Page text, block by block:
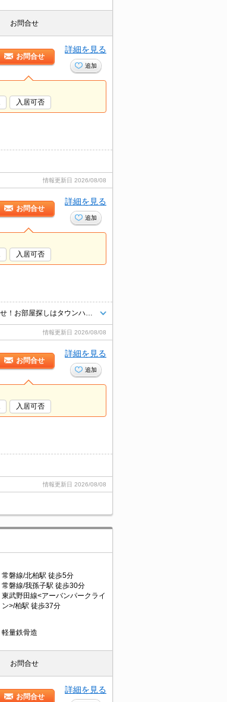
お問合せ
お問合せ
詳細を見る
追加
入居可否
情報更新日 2026/08/08
お問合せ
詳細を見る
追加
入居可否
情報更新日 2026/08/08
お問合せ
詳細を見る
追加
入居可否
情報更新日 2026/08/08
常磐線/北柏駅 徒歩5分
常磐線/我孫子駅 徒歩30分
東武野田線<アーバンパークライ
ン>/柏駅 徒歩37分
軽量鉄骨造
お問合せ
お問合せ
詳細を見る